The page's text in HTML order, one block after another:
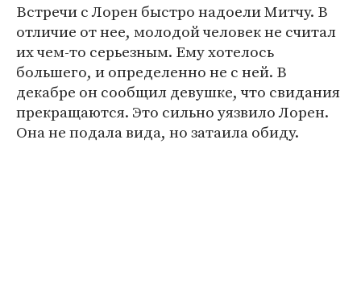
Встречи с Лорен быстро надоели Митчу. В
отличие от нее, молодой человек не считал
их чем-то серьезным. Ему хотелось
большего, и определенно не с ней. В
декабре он сообщил девушке, что свидания
прекращаются. Это сильно уязвило Лорен.
Она не подала вида, но затаила обиду.